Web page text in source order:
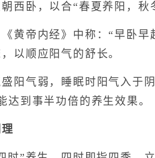
西卧，以合“春夏养阳，秋
内经》中称：“早卧早起
以顺应阳气的舒长。
气弱，睡眠时阳气入于阴
达到事半功倍的养生效果。